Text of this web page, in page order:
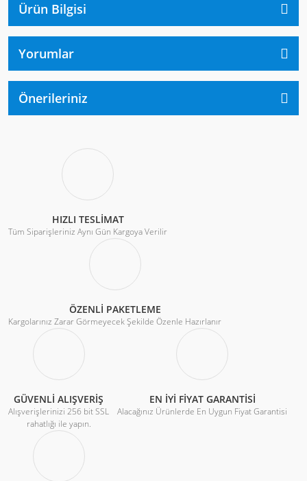
Ürün Bilgisi
Yorumlar
Önerileriniz
HIZLI TESLİMAT
Tüm Siparişleriniz Aynı Gün Kargoya Verilir
ÖZENLİ PAKETLEME
Kargolarınız Zarar Görmeyecek Şekilde Özenle Hazırlanır
GÜVENLİ ALIŞVERİŞ
Alışverişlerinizi 256 bit SSL
rahatlığı ile yapın.
EN İYİ FİYAT GARANTİSİ
Alacağınız Ürünlerde En Uygun Fiyat Garantisi